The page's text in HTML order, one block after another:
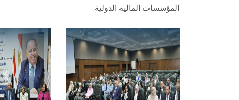
المؤسسات المالية الدولية.